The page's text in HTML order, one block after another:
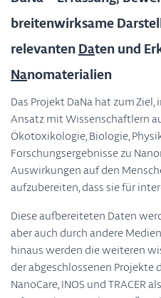
breitenwirksame
relevantenDaten und
Nanomaterialien
Das Projekt DaNa hat zum
Ansatz mit Wissenschaftlern
Ökotoxikologie, Biologie,
Forschungsergebnisse zu
Auswirkungen auf den
aufzubereiten, dass sie für
Diese aufbereiteten Daten
aber auch durch andere
hinaus werden die weiteren
der abgeschlossenen Projekte
NanoCare, INOS und TRACER